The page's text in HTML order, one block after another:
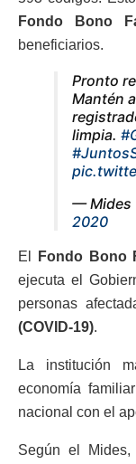
Fondo Bono
beneficiarios.
Pronto
Mantén
limpia.
— Mides
2020
El Fondo Bono
ejecuta el
personas
(COVID-19).
La institución
economía
nacional con el
Según el